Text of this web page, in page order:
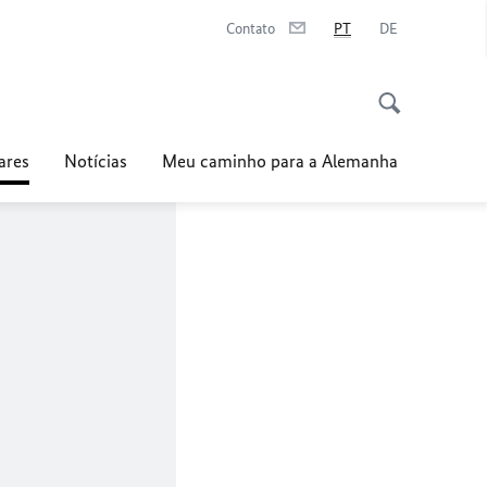
Contato PT DE
Notícias Meu caminho para a Alemanha